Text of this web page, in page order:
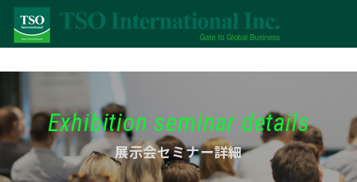
Exhibition seminar details
展示会セミナー詳細